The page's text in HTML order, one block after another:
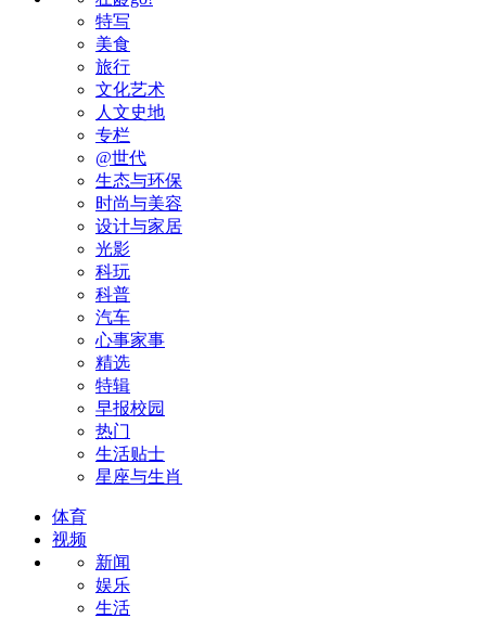
特写
美食
旅行
文化艺术
人文史地
专栏
@世代
生态与环保
时尚与美容
设计与家居
光影
科玩
科普
汽车
心事家事
精选
特辑
早报校园
热门
生活贴士
星座与生肖
体育
视频
新闻
娱乐
生活